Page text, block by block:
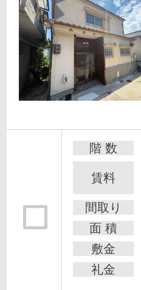
階 数
賃料
間取り
面 積
敷金
礼金